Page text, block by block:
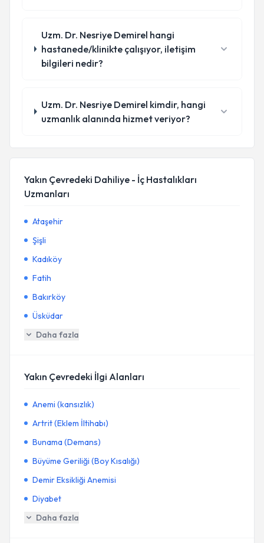
Uzm. Dr. Nesriye Demirel hangi
hastanede/klinikte çalışıyor, iletişim
bilgileri nedir?
Uzm. Dr. Nesriye Demirel kimdir, hangi
uzmanlık alanında hizmet veriyor?
Yakın Çevredeki Dahiliye - İç Hastalıkları
Uzmanları
Ataşehir
Şişli
Kadıköy
Fatih
Bakırköy
Üsküdar
Daha fazla
Yakın Çevredeki İlgi Alanları
Anemi (kansızlık)
Artrit (Eklem İltihabı)
Bunama (Demans)
Büyüme Geriliği (Boy Kısalığı)
Demir Eksikliği Anemisi
Diyabet
Daha fazla